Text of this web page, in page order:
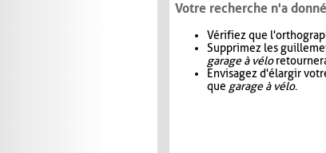
Votre recherche n'a
Vérifiez que
Supprimez les
garage à vélo
Envisagez d'élargir
que garage à vélo.